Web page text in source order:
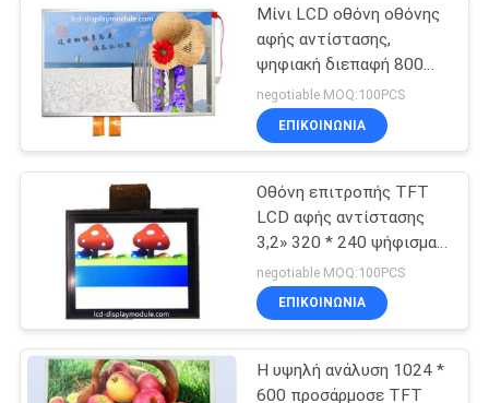
Οθόνη TFT lcd
23
οθόνη LCD
Μίνι LCD οθόνη οθόνης
αφής αντίστασης,
ψηφιακή διεπαφή 800
3.3V * ενότητα 480 TFT
LCD
negotiable MOQ:100PCS
ΕΠΙΚΟΙΝΩΝΊΑ
Οθόνη επιτροπής TFT
LCD αφής αντίστασης
3,2» 320 * 240 ψήφισμα
64.80 * 48.60mm
negotiable MOQ:100PCS
ΕΠΙΚΟΙΝΩΝΊΑ
Η υψηλή ανάλυση 1024 *
600 προσάρμοσε TFT